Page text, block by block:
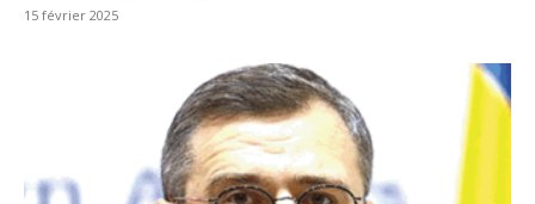
15 février 2025